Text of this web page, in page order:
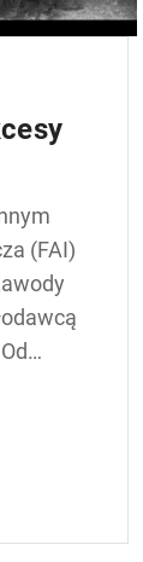
(FAI)
w